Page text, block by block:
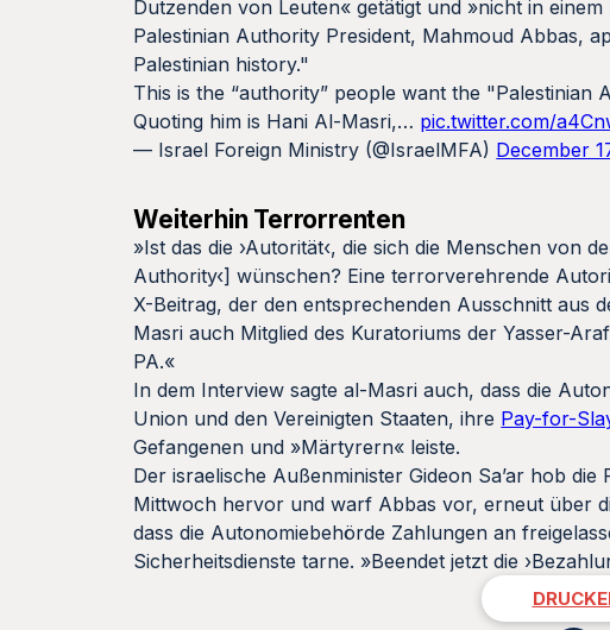
Dutzenden von Leuten« getätigt und »nicht in
Palestinian Authority President, Mahmoud Abbas,
Palestinian history."
This is the “authority” people want the
Quoting him is Hani Al-Masri,… pic.twitter.com/
— Israel Foreign Ministry (@IsraelMFA) December
Weiterhin Terrorrenten
»Ist das die ›Autorität‹, die sich die Menschen von
Authority‹] wünschen? Eine terrorverehrende
X-Beitrag, der den entsprechenden Ausschnitt aus
Masri auch Mitglied des Kuratoriums der Yasser-
PA.«
In dem Interview sagte al-Masri auch, dass die
Union und den Vereinigten Staaten, ihre Pay-for-
Gefangenen und »Märtyrern« leiste.
Der israelische Außenminister Gideon Sa’ar hob
Mittwoch hervor und warf Abbas vor, erneut über
dass die Autonomiebehörde Zahlungen an
Sicherheitsdienste tarne. »Beendet jetzt die